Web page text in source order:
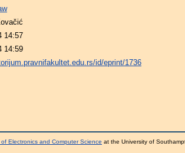
14:57
14:59
id/eprint/1736
Electronics and Computer Science at the University of